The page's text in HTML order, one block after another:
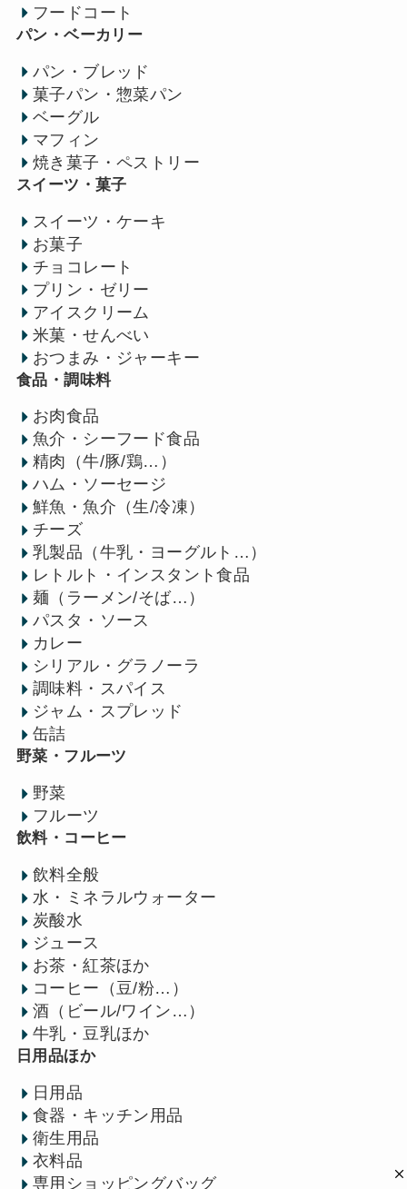
フードコート
パン・ベーカリー
パン・ブレッド
菓子パン・惣菜パン
ベーグル
マフィン
焼き菓子・ペストリー
スイーツ・菓子
スイーツ・ケーキ
お菓子
チョコレート
プリン・ゼリー
アイスクリーム
米菓・せんべい
おつまみ・ジャーキー
食品・調味料
お肉食品
魚介・シーフード食品
精肉（牛/豚/鶏…）
ハム・ソーセージ
鮮魚・魚介（生/冷凍）
チーズ
乳製品（牛乳・ヨーグルト…）
レトルト・インスタント食品
麺（ラーメン/そば…）
パスタ・ソース
カレー
シリアル・グラノーラ
調味料・スパイス
ジャム・スプレッド
缶詰
野菜・フルーツ
野菜
フルーツ
飲料・コーヒー
飲料全般
水・ミネラルウォーター
炭酸水
ジュース
お茶・紅茶ほか
コーヒー（豆/粉…）
酒（ビール/ワイン…）
牛乳・豆乳ほか
日用品ほか
日用品
食器・キッチン用品
衛生用品
衣料品
専用ショッピングバッグ